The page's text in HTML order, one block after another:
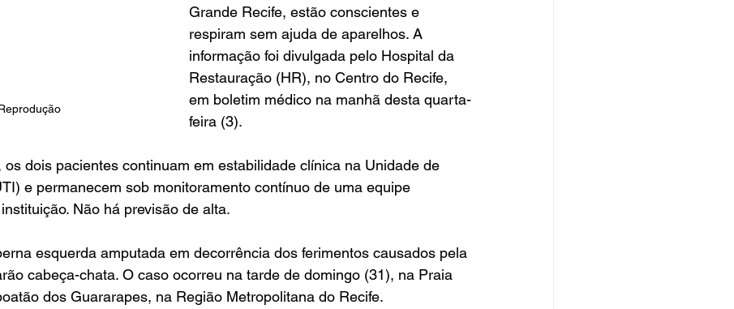
Grande Recife, estão conscientes e
respiram sem ajuda de aparelhos. A
informação foi divulgada pelo Hospital da
Restauração (HR), no Centro do Recife,
em boletim médico na manhã desta quarta-
feira (3).
os dois pacientes continuam em estabilidade clínica na Unidade de
e permanecem sob monitoramento contínuo de uma equipe
Não há previsão de alta.
esquerda amputada em decorrência dos ferimentos causados pela
cabeça-chata. O caso ocorreu na tarde de domingo (31), na Praia
dos Guararapes, na Região Metropolitana do Recife.